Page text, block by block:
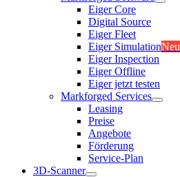
Eiger Core
Digital Source
Eiger Fleet
Eiger SimulationNeu
Eiger Inspection
Eiger Offline
Eiger jetzt testen
Markforged Services
Leasing
Preise
Angebote
Förderung
Service-Plan
3D-Scanner